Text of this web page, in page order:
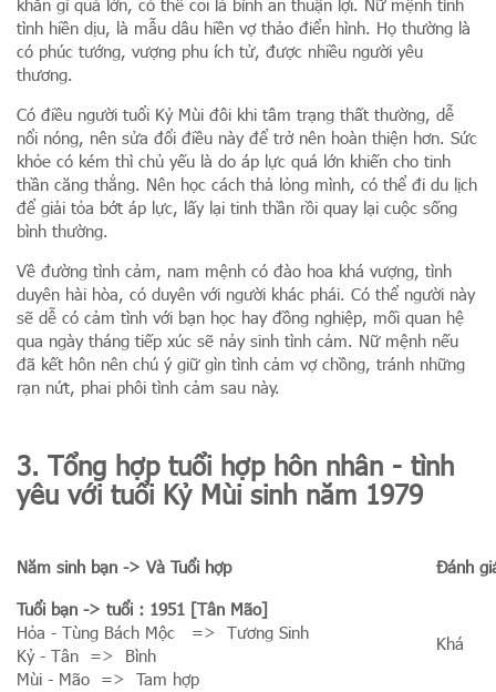
khăn gì quá lớn, có thể coi là bình an thuận lợi. Nữ mệnh tính
tình hiền dịu, là mẫu dâu hiền vợ thảo điển hình. Họ thường là
có phúc tướng, vượng phu ích tử, được nhiều người yêu
thương.
Có điều người tuổi Kỷ Mùi đôi khi tâm trạng thất thường, dễ
nổi nóng, nên sửa đổi điều này để trở nên hoàn thiện hơn. Sức
khỏe có kém thì chủ yếu là do áp lực quá lớn khiến cho tinh
thần căng thẳng. Nên học cách thả lỏng mình, có thể đi du lịch
để giải tỏa bớt áp lực, lấy lại tinh thần rồi quay lại cuộc sống
bình thường.
Về đường tình cảm, nam mệnh có đào hoa khá vượng, tình
duyên hài hòa, có duyên với người khác phái. Có thể người này
sẽ dễ có cảm tình với bạn học hay đồng nghiệp, mối quan hệ
qua ngày tháng tiếp xúc sẽ nảy sinh tình cảm. Nữ mệnh nếu
đã kết hôn nên chú ý giữ gìn tình cảm vợ chồng, tránh những
rạn nứt, phai phôi tình cảm sau này.
3. Tổng hợp tuổi hợp hôn nhân - tình
yêu với tuổi Kỷ Mùi sinh năm 1979
Năm sinh bạn -> Và Tuổi hợp
Đánh
Tuổi bạn -> tuổi : 1951 [Tân Mão]
Hỏa - Tùng Bách Mộc => Tương Sinh
Kỷ - Tân => Bình
Mùi - Mão => Tam hợp
Khá